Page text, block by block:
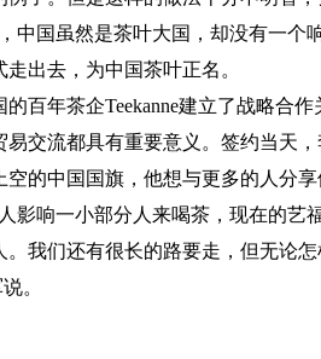
中国虽然是茶叶大国，却没有一个
出去，为中国茶叶正名。
年茶企Teekanne建立了战略合作
易交流都具有重要意义。签约当天
空的中国国旗，他想与更多的人分
响一小部分人来喝茶，现在的艺
。我们还有很长的路要走，但无论
。